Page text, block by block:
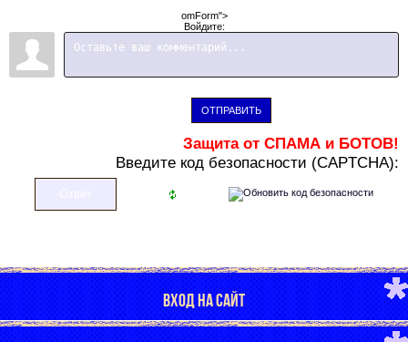
omForm">
Войдите:
ОТПРАВИТЬ
Защита от СПАМА и БОТОВ!
Введите код безопасности (CAPTCHA):
ВХОД НА САЙТ